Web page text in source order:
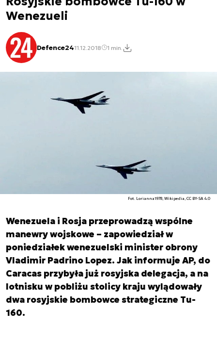
Wenezueli
Defence2411.12.2018 1 min.
Fot. Lorianna1978, Wikipedia, CC BY-SA 4.0
Wenezuela i Rosja przeprowadzą wspólne
manewry wojskowe – zapowiedział w
poniedziałek wenezuelski minister obrony
Vladimir Padrino Lopez. Jak informuje AP, do
Caracas przybyła już rosyjska delegacja, a na
lotnisku w pobliżu stolicy kraju wylądowały
dwa rosyjskie bombowce strategiczne Tu-
160.